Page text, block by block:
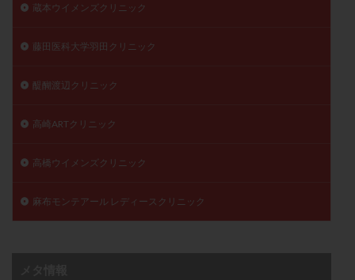
蔵本ウイメンズクリニック
藤田医科大学羽田クリニック
醍醐渡辺クリニック
高崎ARTクリニック
高橋ウイメンズクリニック
麻布モンテアール レディースクリニック